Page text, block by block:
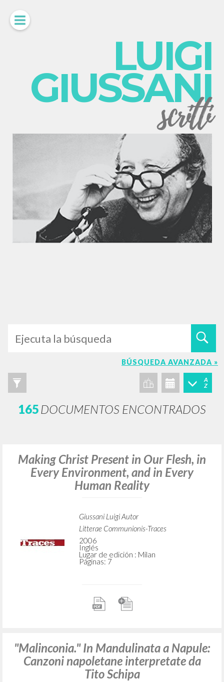
LUIGI
GIUSSANI
scritti
BÚSQUEDA AVANZADA »
A
Z
165DOCUMENTOS ENCONTRADOS
Making Christ Present in Our Flesh, in
Every Environment, and in Every
Human Reality
Giussani Luigi Autor
Litterae Communionis-Traces
2006
Inglés
Lugar de edición : Milan
Páginas: 7
"Malinconia." In Mandulinata a Napule:
Canzoni napoletane interpretate da
Tito Schipa